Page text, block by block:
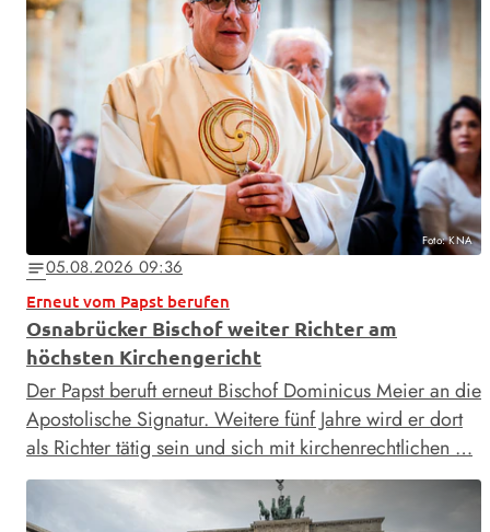
Foto: KNA
notes05.08.2026 09:36
Erneut vom Papst berufen
Osnabrücker Bischof weiter Richter am
höchsten Kirchengericht
Der Papst beruft erneut Bischof Dominicus Meier an die
Apostolische Signatur. Weitere fünf Jahre wird er dort
als Richter tätig sein und sich mit kirchenrechtlichen …